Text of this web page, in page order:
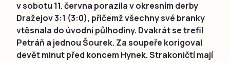
v sobotu 11. června porazila v okresním derby
Dražejov 3:1 (3:0), přičemž všechny své branky
vtěsnala do úvodní půlhodiny. Dvakrát se trefil
Petráň a jednou Šourek. Za soupeře korigoval
devět minut před koncem Hynek. Strakoničtí mají